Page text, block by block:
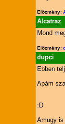
Előzmény:
Alcatraz
Mond
Előzmény:
dupci
Ebben
Apám
:D
Amugy is